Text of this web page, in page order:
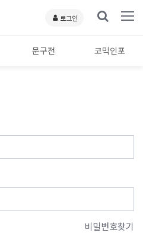
로그인
문구전 코믹인포
비밀번호찾기